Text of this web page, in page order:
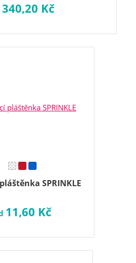
340,20 Kč
SPRINKLE
11,60 Kč